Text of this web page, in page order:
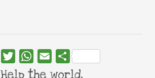
FacebookTwitterWhatsApp
Email Share